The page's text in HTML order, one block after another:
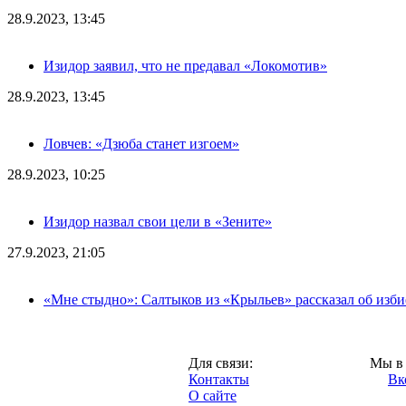
28.9.2023, 13:45
Изидор заявил, что не предавал «Локомотив»
28.9.2023, 13:45
Ловчев: «Дзюба станет изгоем»
28.9.2023, 10:25
Изидор назвал свои цели в «Зените»
27.9.2023, 21:05
«Мне стыдно»: Салтыков из «Крыльев» рассказал об
Для связи:
Контакты
О сайте
Мы в